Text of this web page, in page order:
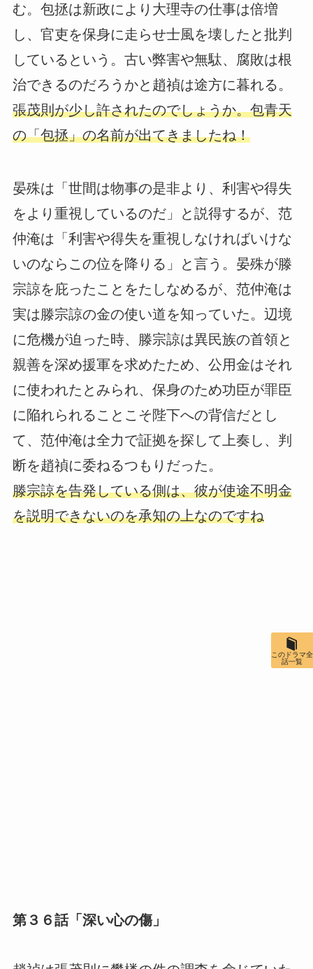
む。包拯は新政により大理寺の仕事は倍増
し、官吏を保身に走らせ士風を壊したと批判
しているという。古い弊害や無駄、腐敗は根
治できるのだろうかと趙禎は途方に暮れる。
張茂則が少し許されたのでしょうか。包青天
の「包拯」の名前が出てきましたね！
晏殊は「世間は物事の是非より、利害や得失
をより重視しているのだ」と説得するが、范
仲淹は「利害や得失を重視しなければいけな
いのならこの位を降りる」と言う。晏殊が滕
宗諒を庇ったことをたしなめるが、范仲淹は
実は滕宗諒の金の使い道を知っていた。辺境
に危機が迫った時、滕宗諒は異民族の首領と
親善を深め援軍を求めたため、公用金はそれ
に使われたとみられ、保身のため功臣が罪臣
に陥れられることこそ陛下への背信だとし
て、范仲淹は全力で証拠を探して上奏し、判
断を趙禎に委ねるつもりだった。
滕宗諒を告発している側は、彼が使途不明金
を説明できないのを承知の上なのですね
第３６話「深い心の傷」
このドラマ全
話一覧